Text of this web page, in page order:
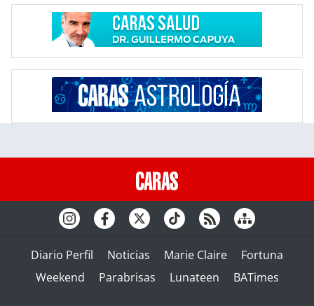
Diario Perfil Noticias Marie Claire
Fortuna
Weekend
Parabrisas Lunateen BATimes